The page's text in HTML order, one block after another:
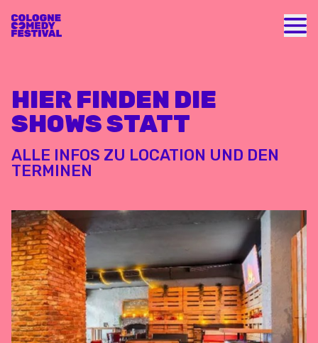
HIER FINDEN DIE
SHOWS STATT
ALLE INFOS ZU LOCATION UND DEN
TERMINEN